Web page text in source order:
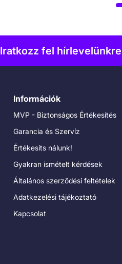
Iratkozz fel
Információk
MVP - Biztonságos Értékesítés
Garancia és Szervíz
Értékesíts nálunk!
Gyakran ismételt kérdések
Általános szerződési feltételek
Adatkezelési tájékoztató
Kapcsolat